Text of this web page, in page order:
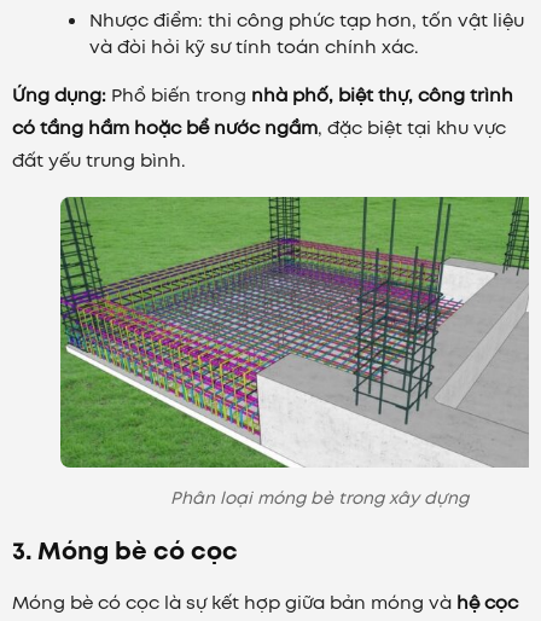
Nhược điểm: thi công phức tạp hơn, tốn vật liệu
và đòi hỏi kỹ sư tính toán chính xác.
Ứng dụng: Phổ biến trong nhà phố, biệt thự, công trình
có tầng hầm hoặc bể nước ngầm, đặc biệt tại khu vực
đất yếu trung bình.
Phân loại móng bè trong xây dựng
3. Móng bè có cọc
Móng bè có cọc là sự kết hợp giữa bản móng và hệ cọc